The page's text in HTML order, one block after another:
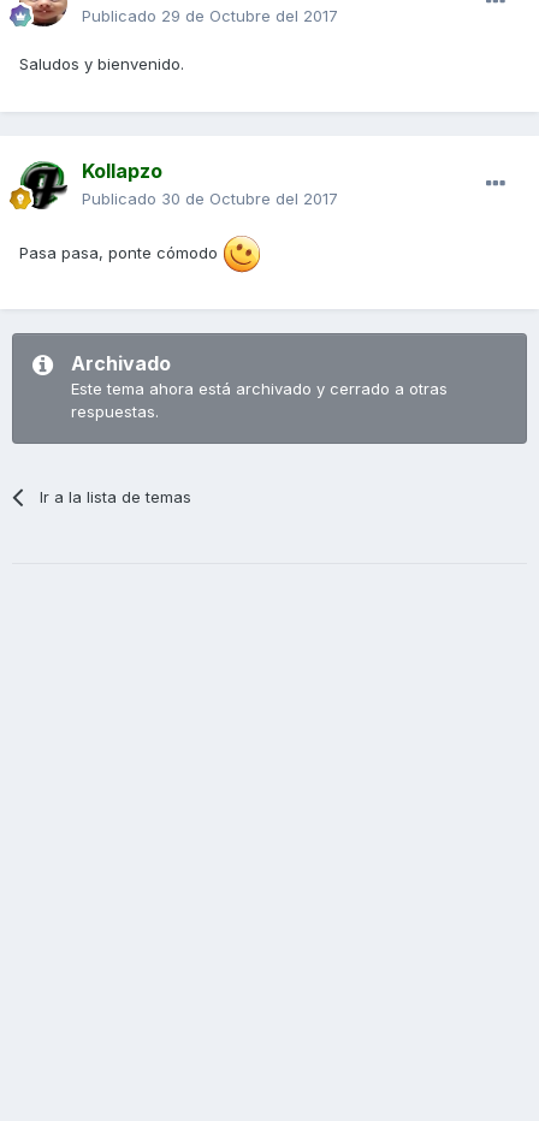
Publicado 29 de Octubre del 2017
Saludos y bienvenido.
Kollapzo
Publicado 30 de Octubre del 2017
Pasa pasa, ponte cómodo
Archivado
Este tema ahora está archivado y cerrado a otras
respuestas.
Ir a la lista de temas